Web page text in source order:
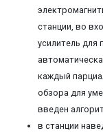
станции, во
усилитель для
каждый
обзора для
введен
в станции